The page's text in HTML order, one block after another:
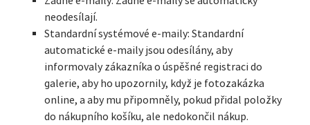
neodesílají.
Standardní systémové e-maily: Standardní
automatické e-maily jsou odesílány, aby
informovaly zákazníka o úspěšné registraci do
galerie, aby ho upozornily, když je fotozakázka
online, a aby mu připomněly, pokud přidal položky
do nákupního košíku, ale nedokončil nákup.